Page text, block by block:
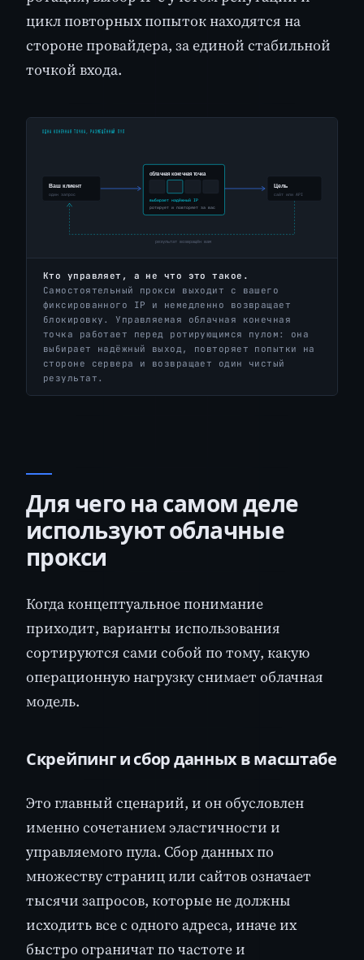
цикл повторных попыток находятся на
стороне провайдера, за единой стабильной
точкой входа.
Кто управляет, а не что это такое.
Самостоятельный прокси выходит с вашего
фиксированного IP и немедленно возвращает
блокировку. Управляемая облачная конечная
точка работает перед ротирующимся пулом: она
выбирает надёжный выход, повторяет попытки на
стороне сервера и возвращает один чистый
результат.
Для чего на самом деле
используют облачные
прокси
Когда концептуальное понимание
приходит, варианты использования
сортируются сами собой по тому, какую
операционную нагрузку снимает облачная
модель.
Скрейпинг и сбор данных в масштабе
Это главный сценарий, и он обусловлен
именно сочетанием эластичности и
управляемого пула. Сбор данных по
множеству страниц или сайтов означает
тысячи запросов, которые не должны
исходить все с одного адреса, иначе их
быстро ограничат по частоте и